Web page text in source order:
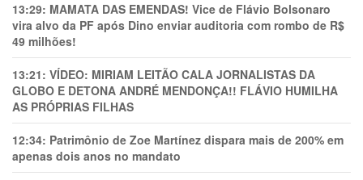
13:29: MAMATA DAS EMENDAS! Vice de Flávio Bolsonaro
vira alvo da PF após Dino enviar auditoria com rombo de R$
49 milhões!
13:21: VÍDEO: MIRIAM LEITÃO CALA JORNALISTAS DA
GLOBO E DETONA ANDRÉ MENDONÇA!! FLÁVIO HUMILHA
AS PRÓPRIAS FILHAS
12:34: Patrimônio de Zoe Martínez dispara mais de 200% em
apenas dois anos no mandato